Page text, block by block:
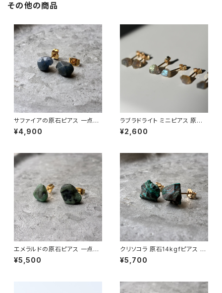
その他の商品
サファイアの原石ピアス 一点も
の 鉱物 天然石 金属アレルギー
対応 ハンドメイド アクセサリー
¥4,900
ラブラドライト ミニピアス 原石
鉱物 天然石 シンプル 仕事 オフ
ィス 通勤 小さい アクセサリー
¥2,600
エメラルドの原石ピアス 一点も
の 鉱物 天然石 金属アレルギー
対応 ハンドメイド アクセサリー
¥5,500
クリソコラ 原石14kgfピアス 一
点もの 鉱物 天然石 ハンドメイ
ド アクセサリー パワーストーン
¥5,700